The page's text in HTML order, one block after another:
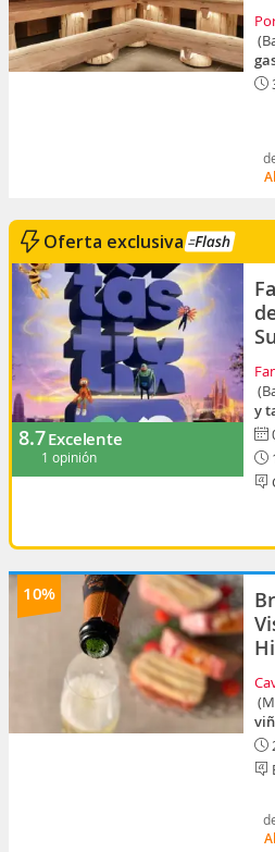
Oferta exclusiva
8.7Excelente
1 opinión
y
10%